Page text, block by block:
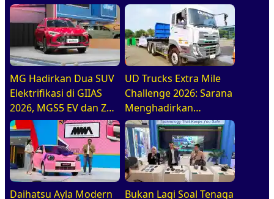
MG Hadirkan Dua SUV
Elektrifikasi di GIIAS
2026, MGS5 EV dan ZS
Hybrid+
UD Trucks Extra Mile
Challenge 2026: Sarana
Menghadirkan
Pengemudi Truk Yang
Profesional
Daihatsu Ayla Modern Bukan Lagi Soal Tenaga